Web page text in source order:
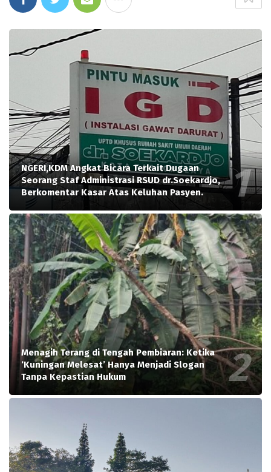
NGERI,KDM Angkat Bicara Terkait Dugaan
Seorang Staf Administrasi RSUD dr.Soekardjo,
Berkomentar Kasar Atas Keluhan Pasyen.
Menagih Terang di Tengah Pembiaran: Ketika
‘Kuningan Melesat’ Hanya Menjadi Slogan
Tanpa Kepastian Hukum